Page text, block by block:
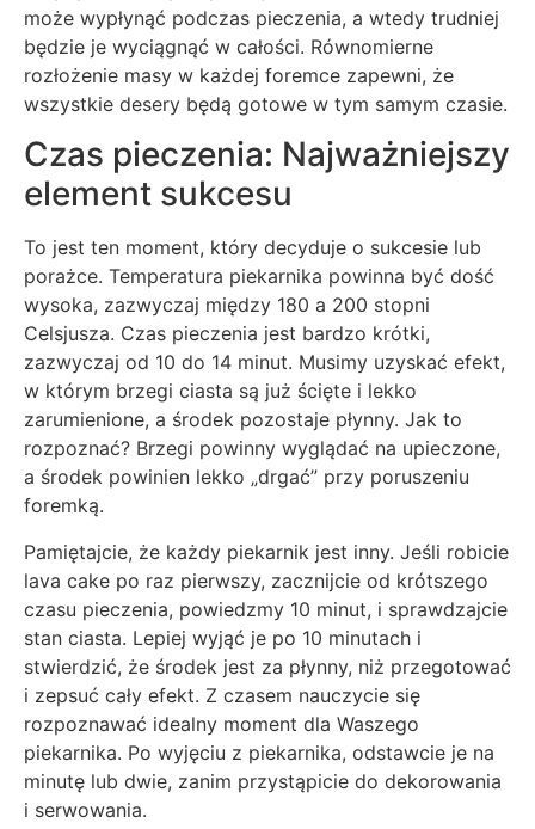
może wypłynąć podczas pieczenia, a wtedy trudniej
będzie je wyciągnąć w całości. Równomierne
rozłożenie masy w każdej foremce zapewni, że
wszystkie desery będą gotowe w tym samym czasie.
Czas pieczenia: Najważniejszy
element sukcesu
To jest ten moment, który decyduje o sukcesie lub
porażce. Temperatura piekarnika powinna być dość
wysoka, zazwyczaj między 180 a 200 stopni
Celsjusza. Czas pieczenia jest bardzo krótki,
zazwyczaj od 10 do 14 minut. Musimy uzyskać efekt,
w którym brzegi ciasta są już ścięte i lekko
zarumienione, a środek pozostaje płynny. Jak to
rozpoznać? Brzegi powinny wyglądać na upieczone,
a środek powinien lekko „drgać” przy poruszeniu
foremką.
Pamiętajcie, że każdy piekarnik jest inny. Jeśli robicie
lava cake po raz pierwszy, zacznijcie od krótszego
czasu pieczenia, powiedzmy 10 minut, i sprawdzajcie
stan ciasta. Lepiej wyjąć je po 10 minutach i
stwierdzić, że środek jest za płynny, niż przegotować
i zepsuć cały efekt. Z czasem nauczycie się
rozpoznawać idealny moment dla Waszego
piekarnika. Po wyjęciu z piekarnika, odstawcie je na
minutę lub dwie, zanim przystąpicie do dekorowania
i serwowania.